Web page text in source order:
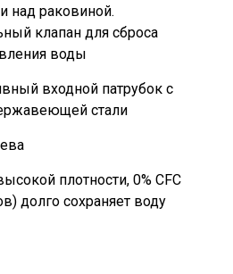
над раковиной.
клапан для сброса
воды
входной патрубок с
стали
плотности, 0% CFC
долго сохраняет воду